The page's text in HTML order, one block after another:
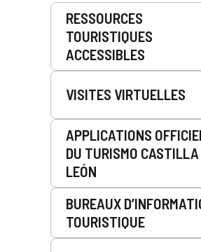
Prestations
RESSOURCES
TOURISTIQUES
ACCESSIBLES
VISITES VIRTUELLES
APPLICATIONS
DU TURISMO CASTILLA
LEÓN
BUREAUX
TOURISTIQUE